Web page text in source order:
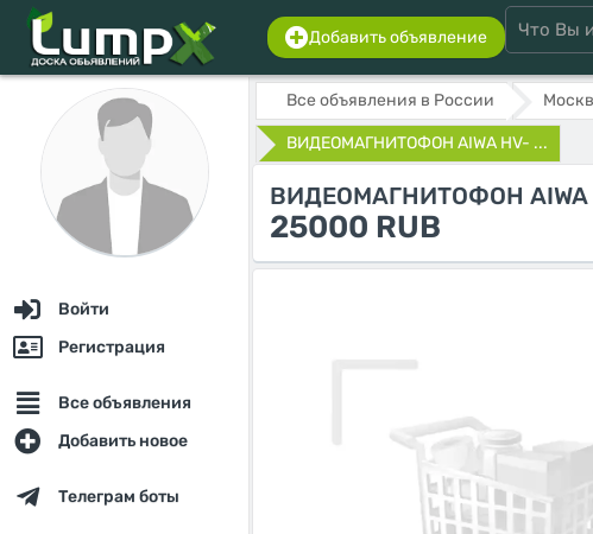
Добавить объявление
Войти
Регистрация
Все объявления
Добавить новое
Телеграм боты
Все объявления в России
ВИДЕОМАГНИТОФОН AIWA HV- ...
ВИДЕОМАГНИТОФОН
25000 RUB